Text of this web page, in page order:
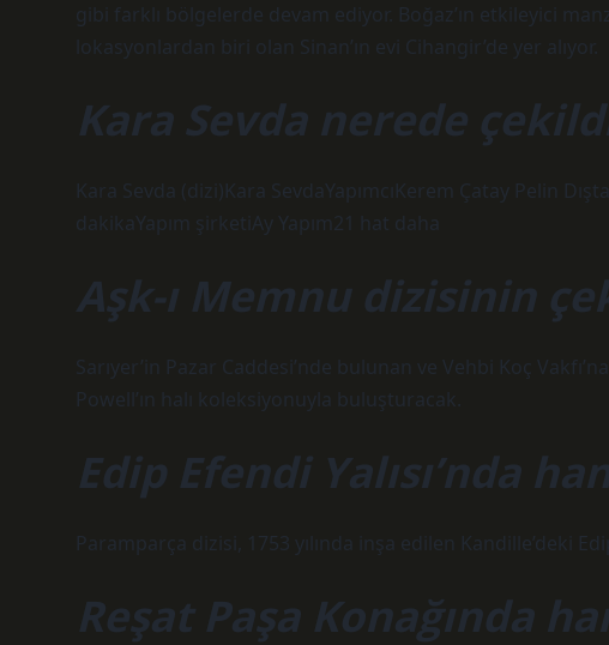
gibi farklı bölgelerde devam ediyor. Boğaz’ın etkileyici
lokasyonlardan biri olan Sinan’ın evi Cihangir’de yer alıyor.
Kara Sevda nerede
Kara Sevda (dizi)Kara SevdaYapımcıKerem Çatay Pelin
dakikaYapım şirketiAy Yapım21 hat daha
Aşk-ı Memnu dizisinin
Sarıyer’in Pazar Caddesi’nde bulunan ve Vehbi Koç
Powell’ın halı koleksiyonuyla buluşturacak.
Edip Efendi Yalısı’nda
Paramparça dizisi, 1753 yılında inşa edilen Kandille’deki
Reşat Paşa Konağında